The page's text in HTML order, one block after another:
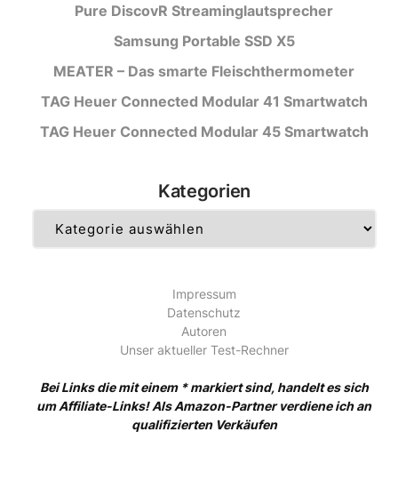
Pure DiscovR Streaminglautsprecher
Samsung Portable SSD X5
MEATER – Das smarte Fleischthermometer
TAG Heuer Connected Modular 41 Smartwatch
TAG Heuer Connected Modular 45 Smartwatch
Kategorien
Impressum
Datenschutz
Autoren
Unser aktueller Test-Rechner
Bei Links die mit einem * markiert sind, handelt es sich
um Affiliate-Links! Als Amazon-Partner verdiene ich an
qualifizierten Verkäufen